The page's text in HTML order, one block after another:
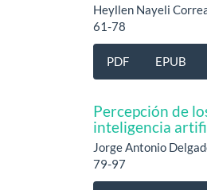
Heyllen Nayeli
61-78
PDF EPUB
Percepción de
inteligencia
Jorge Antonio
79-97